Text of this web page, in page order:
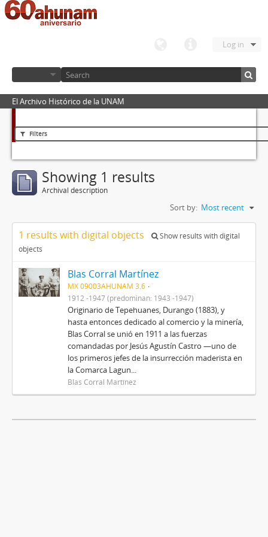
Log in
El Archivo Histórico de la UNAM
Filters
Showing 1 results
Archival description
Sort by: Most recent
1 results with digital objects
Show results with digital
objects
Blas Corral Martínez
MX 09003AHUNAM 3.6
1912 -1947 (predominan: 1943 -1947)
Originario de Tepehuanes, Durango (1883), y
hasta entonces dedicado al comercio y la minería,
Blas Corral se unió en 1911 a las fuerzas
comandadas por Jesús Agustín Castro —uno de
los primeros jefes de la insurrección maderista en
la Comarca Lagun...
Blas Corral Martínez